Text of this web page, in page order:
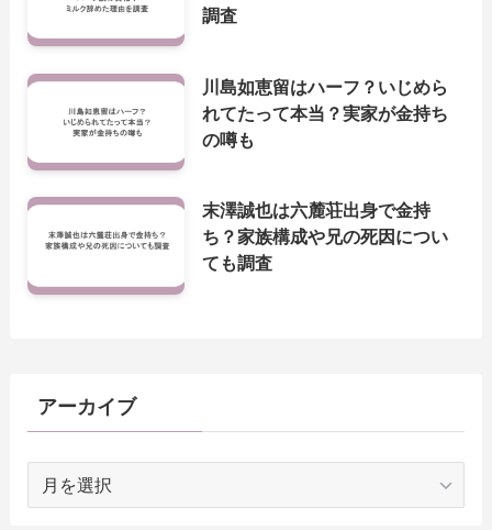
調査
川島如恵留はハーフ？いじめら
れてたって本当？実家が金持ち
の噂も
末澤誠也は六麓荘出身で金持
ち？家族構成や兄の死因につい
ても調査
アーカイブ